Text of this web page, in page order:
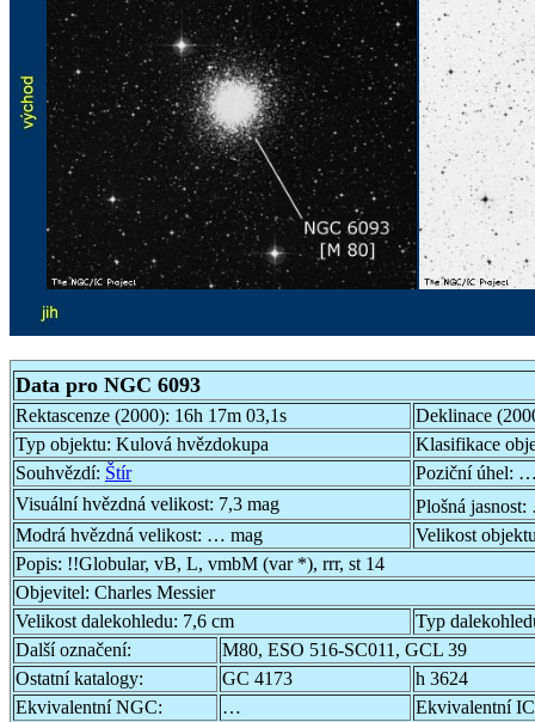
Data pro NGC 6093
Rektascenze (2000): 16h 17m 03,1s
Deklinace
Typ objektu: Kulová hvězdokupa
Klasifikace
Souhvězdí: Štír Poziční úhel: …
Visuální hvězdná velikost: 7,3 mag Plošná jasnost:
Modrá hvězdná velikost: … mag
Velikost
Popis: !!Globular, vB, L, vmbM (var *), rrr, st 14
Objevitel: Charles Messier
Velikost dalekohledu: 7,6 cm
Typ
Další označení:
M80, ESO 516-SC011, GCL 39
Ostatní katalogy:
GC 4173
h 3624
Ekvivalentní NGC:
…
Ekvivalentní